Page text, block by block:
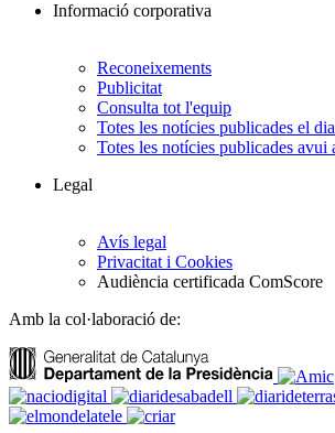
Informació corporativa
Reconeixements
Publicitat
Consulta tot l'equip
Totes les notícies publicades el
Totes les notícies publicades avui
Legal
Avís legal
Privacitat i Cookies
Audiència certificada ComScore
Amb la col·laboració de: